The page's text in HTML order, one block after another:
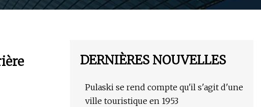
DERNIÈRES NOUVELLES
Pulaski se rend compte qu'il s'agit d'une
ville touristique en 1953